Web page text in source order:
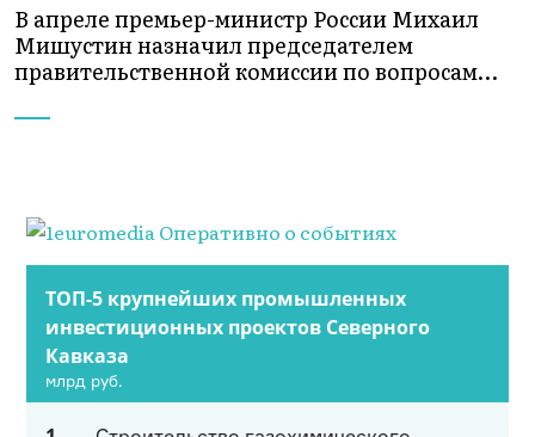
В апреле премьер-министр России Михаил
Мишустин назначил председателем
правительственной комиссии по вопросам…
ТОП-5 крупнейших промышленных
инвестиционных проектов Северного
Кавказа
млрд руб.